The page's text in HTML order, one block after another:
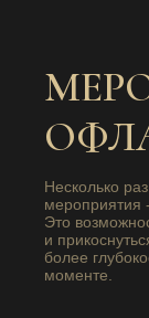
Несколько
мероприятия
Это
и
более
моменте.